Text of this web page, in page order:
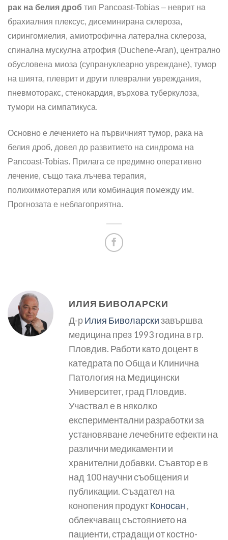
рак на белия дроб тип Pancoast-Tobias – неврит на
брахиалния плексус, дисеминирана склероза,
сирингомиелия, амиотрофична латерална скле­роза,
спинална мускулна атрофия (Duchene-Aran), централно
обусловена миоза (супрануклеарно увреждане), тумор
на ши­ята, плеврит и други плеврални увреждания,
пневмоторакс, сте­нокардия, върхова туберкулоза,
тумори на симпатикуса.
Основно е лечението на първичният тумор, рака на
белия дроб, довел до развитието на синдрома на
Pancoast-Tobias. Прилага се предимно оперативно
лечение, също така лъчева терапия,
полихимиотерапия или комбинация помежду им.
Прогнозата е неблагоприятна.
ИЛИЯ БИВОЛАРСКИ
Д-рИлия Биволарскизавършва
медицина през 1993 година в гр.
Пловдив. Работи като доцент в
катедрата по Обща и Клинична
Патология на Медицински
Университет, град Пловдив.
Участвал е в няколко
експериментални разработки за
установяване лечебните ефекти на
различни медикаменти и
хранителни добавки. Съавтор е в
над 100 научни съобщения и
публикации. Създател на
конопения продуктКоносан ,
облекчаващ състоянието на
пациенти, страдащи от костно-